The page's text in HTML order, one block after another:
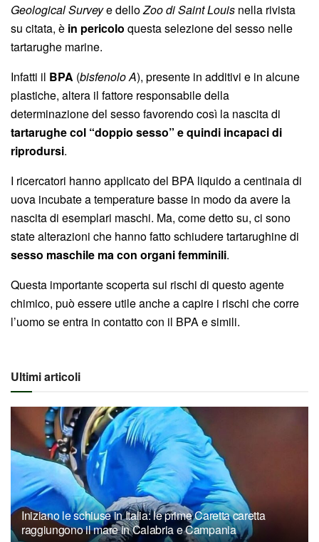
Geological Surveye delloZoo di Saint Louis nella rivista
su citata, è in pericolo questa selezione del sesso nelle
tartarughe marine.
Infatti il BPA (bisfenolo A), presente in additivi e in alcune
plastiche, altera il fattore responsabile della
determinazione del sesso favorendo così la nascita di
tartarughe col “doppio sesso” e quindi incapaci di
riprodursi.
I ricercatori hanno applicato del BPA liquido a centinaia di
uova incubate a temperature basse in modo da avere la
nascita di esemplari maschi. Ma, come detto su, ci sono
state alterazioni che hanno fatto schiudere tartarughine di
sesso maschile ma con organi femminili.
Questa importante scoperta sui rischi di questo agente
chimico, può essere utile anche a capire i rischi che corre
l’uomo se entra in contatto con il BPA e simili.
Ultimi articoli
Iniziano le schiuse in Italia: le prime Caretta caretta
raggiungono il mare in Calabria e Campania